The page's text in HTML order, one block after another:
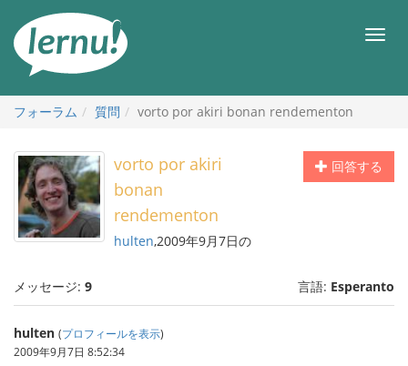
メ
フォーラム
質問 vorto por akiri bonan rendementon
回答する
vorto por akiri
bonan
rendementon
hulten,2009年9月7日の
メッセージ: 9 言語: Esperanto
hulten (プロフィールを表示)
2009年9月7日 8:52:34